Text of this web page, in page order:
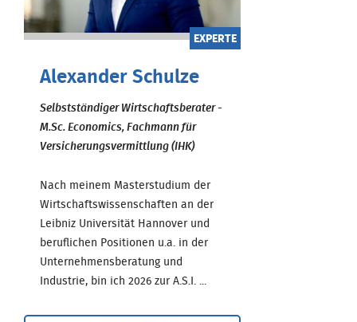
EXPERTE
Alexander Schulze
Selbstständiger Wirtschaftsberater -
M.Sc. Economics, Fachmann für
Versicherungsvermittlung (IHK)
Nach meinem Masterstudium der
Wirtschaftswissenschaften an der
Leibniz Universität Hannover und
beruflichen Positionen u.a. in der
Unternehmensberatung und
Industrie, bin ich 2026 zur A.S.I. ...